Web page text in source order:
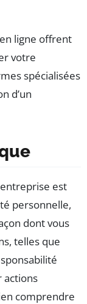
ligne offrent
votre
spécialisées
d’un
est
personnelle,
dont vous
telles que
actions
comprendre